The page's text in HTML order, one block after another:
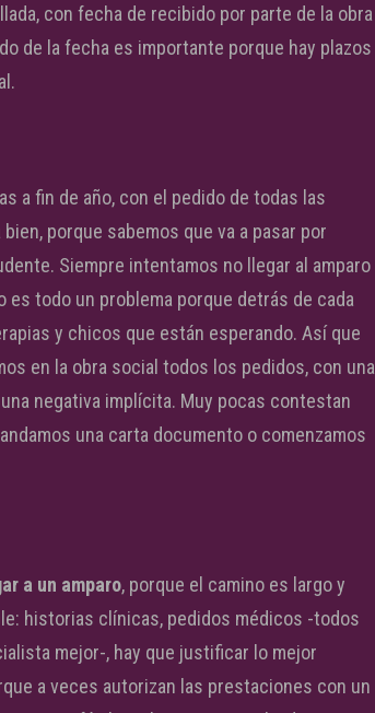
con fecha de recibido por parte de la obra
de la fecha es importante porque hay plazos
a fin de año, con el pedido de todas las
porque sabemos que va a pasar por
Siempre intentamos no llegar al amparo
todo un problema porque detrás de cada
y chicos que están esperando. Así que
en la obra social todos los pedidos, con una
negativa implícita. Muy pocas contestan
una carta documento o comenzamos
a un amparo, porque el camino es largo y
historias clínicas, pedidos médicos -todos
mejor-, hay que justificar lo mejor
a veces autorizan las prestaciones con un